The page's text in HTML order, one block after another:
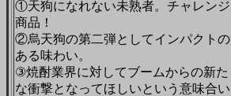
①天狗になれない未熟者。チャレンジ
商品！
②烏天狗の第二弾としてインパクトの
ある味わい。
③焼酎業界に対してブームからの新た
な衝撃となってほしいという意味合い